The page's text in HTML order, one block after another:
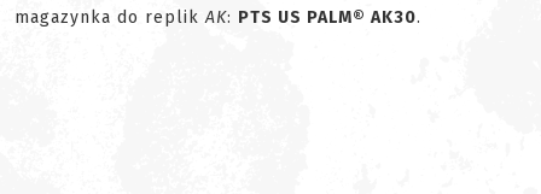
magazynka do replikAK: PTS US PALM® AK30.